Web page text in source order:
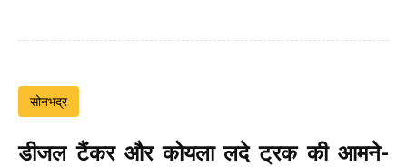
सोनभद्र
डीजल टैंकर और कोयला लदे ट्रक की आमने-